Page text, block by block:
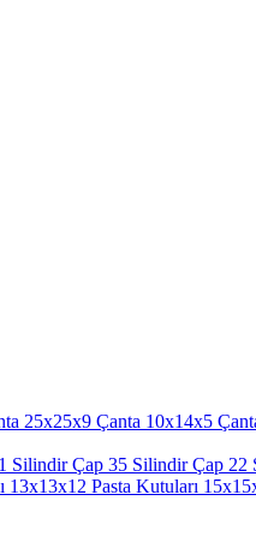
25x25x9 Çanta 10x14x5
SilindirÇap 35 SilindirÇap 22
13x13x12 Pasta Kutuları